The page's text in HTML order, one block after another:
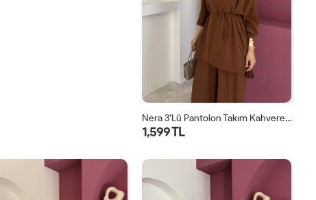
STD
Nera 3’lü Pantolon Takım Kahverengi
1,599 TL